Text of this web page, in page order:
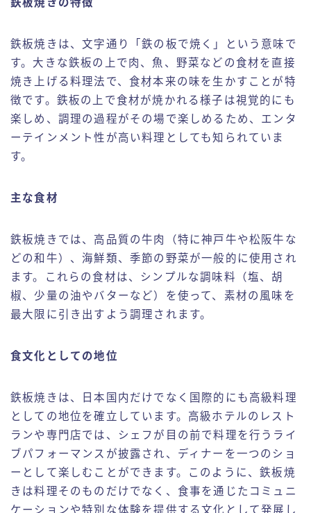
鉄板焼きの特徴
鉄板焼きは、文字通り「鉄の板で焼く」という意味で
す。大きな鉄板の上で肉、魚、野菜などの食材を直接
焼き上げる料理法で、食材本来の味を生かすことが特
徴です。鉄板の上で食材が焼かれる様子は視覚的にも
楽しめ、調理の過程がその場で楽しめるため、エンタ
ーテインメント性が高い料理としても知られていま
す。
主な食材
鉄板焼きでは、高品質の牛肉（特に神戸牛や松阪牛な
どの和牛）、海鮮類、季節の野菜が一般的に使用され
ます。これらの食材は、シンプルな調味料（塩、胡
椒、少量の油やバターなど）を使って、素材の風味を
最大限に引き出すよう調理されます。
食文化としての地位
鉄板焼きは、日本国内だけでなく国際的にも高級料理
としての地位を確立しています。高級ホテルのレスト
ランや専門店では、シェフが目の前で料理を行うライ
ブパフォーマンスが披露され、ディナーを一つのショ
ーとして楽しむことができます。このように、鉄板焼
きは料理そのものだけでなく、食事を通じたコミュニ
ケーションや特別な体験を提供する文化として発展し